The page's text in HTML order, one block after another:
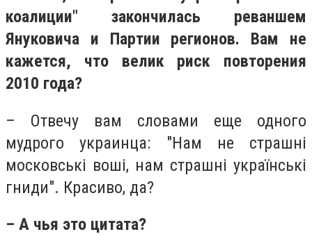
коалиции" закончилась реваншем
Януковича и Партии регионов. Вам не
кажется, что велик риск повторения
2010 года?
– Отвечу вам словами еще одного
мудрого украинца: "Нам не страшні
московські воші, нам страшні українські
гниди". Красиво, да?
– А чья это цитата?